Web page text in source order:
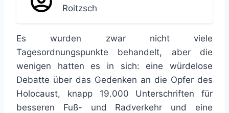
Roitzsch
Es wurden zwar nicht viele
Tagesordnungspunkte behandelt, aber die
wenigen hatten es in sich: eine würdelose
Debatte über das Gedenken an die Opfer des
Holocaust, knapp 19.000 Unterschriften für
besseren Fuß- und Radverkehr und eine